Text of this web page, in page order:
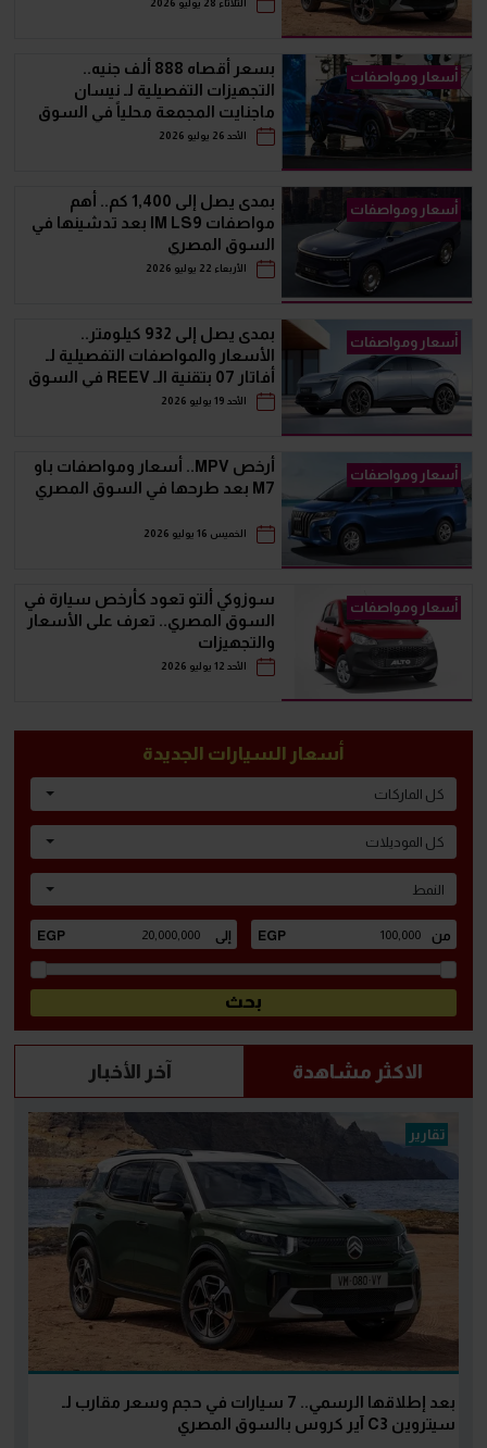
الثلاثاء 28 يوليو 2026
أسعار ومواصفات
بسعر أقصاه 888 ألف جنيه..
التجهيزات التفصيلية لـ نيسان
ماجنايت المجمعة محلياً في السوق
المصري
الأحد 26 يوليو 2026
أسعار ومواصفات
بمدى يصل إلى 1,400 كم.. أهم
مواصفات IM LS9 بعد تدشينها في
السوق المصري
الأربعاء 22 يوليو 2026
أسعار ومواصفات
بمدى يصل إلى 932 كيلومتر..
الأسعار والمواصفات التفصيلية لـ
أفاتار 07 بتقنية الـ REEV في السوق
المصري
الأحد 19 يوليو 2026
أسعار ومواصفات
أرخص MPV.. أسعار ومواصفات باو
M7 بعد طرحها في السوق المصري
الخميس 16 يوليو 2026
أسعار ومواصفات
سوزوكي ألتو تعود كأرخص سيارة في
السوق المصري.. تعرف على الأسعار
والتجهيزات
الأحد 12 يوليو 2026
أسعار السيارات الجديدة
كل الماركات
كل الموديلات
النمط
الاكثر مشاهدة آخر الأخبار
تقارير
بعد إطلاقها الرسمي.. 7 سيارات في حجم وسعر مقارب لـ
سيتروين C3 آير كروس بالسوق المصري